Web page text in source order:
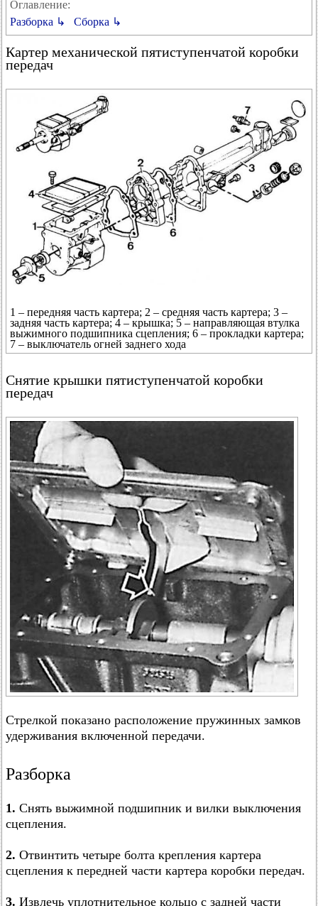
Оглавление:
Разборка ↳
Сборка ↳
Картер механической пятиступенчатой коробки
передач
1 – передняя часть картера; 2 – средняя часть картера; 3 –
задняя часть картера; 4 – крышка; 5 – направляющая втулка
выжимного подшипника сцепления; 6 – прокладки картера;
7 – выключатель огней заднего хода
Снятие крышки пятиступенчатой коробки
передач
Стрелкой показано расположение пружинных замков
удерживания включенной передачи.
Разборка
1. Снять выжимной подшипник и вилки выключения
сцепления.
2. Отвинтить четыре болта крепления картера
сцепления к передней части картера коробки передач.
3. Извлечь уплотнительное кольцо с задней части